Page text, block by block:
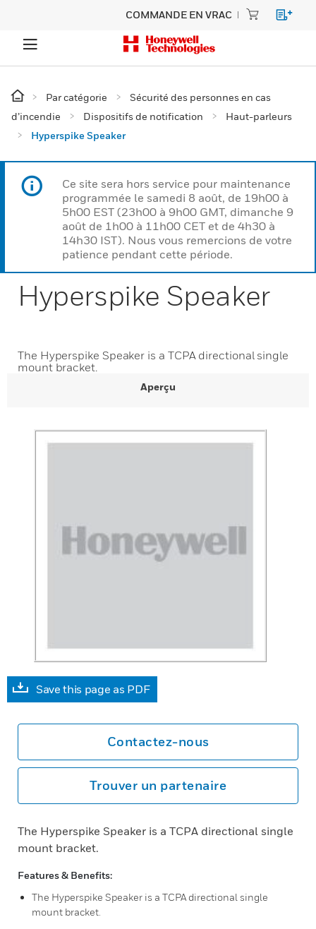
COMMANDE EN VRAC
Par catégorie
Sécurité des personnes en cas
d’incendie
Dispositifs de notification
Haut-parleurs
Hyperspike Speaker
Ce site sera hors service pour maintenance
programmée le samedi 8 août, de 19h00 à
5h00 EST (23h00 à 9h00 GMT, dimanche 9
août de 1h00 à 11h00 CET et de 4h30 à
14h30 IST). Nous vous remercions de votre
patience pendant cette période.
Hyperspike Speaker
The Hyperspike Speaker is a TCPA directional single
mount bracket.
Aperçu
Save this page as PDF
Contactez-nous
Trouver un partenaire
The Hyperspike Speaker is a TCPA directional single
mount bracket.
Features & Benefits:
The Hyperspike Speaker is a TCPA directional single
mount bracket.